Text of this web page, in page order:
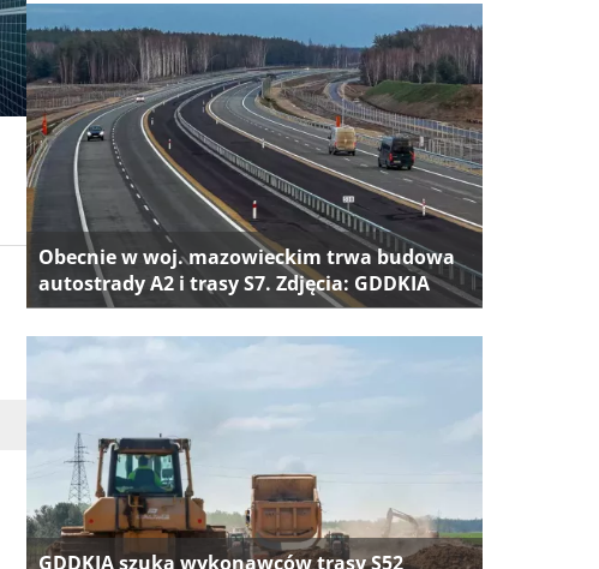
Obecnie w woj. mazowieckim trwa budowa
autostrady A2 i trasy S7. Zdjęcia: GDDKIA
GDDKIA szuka wykonawców trasy S52